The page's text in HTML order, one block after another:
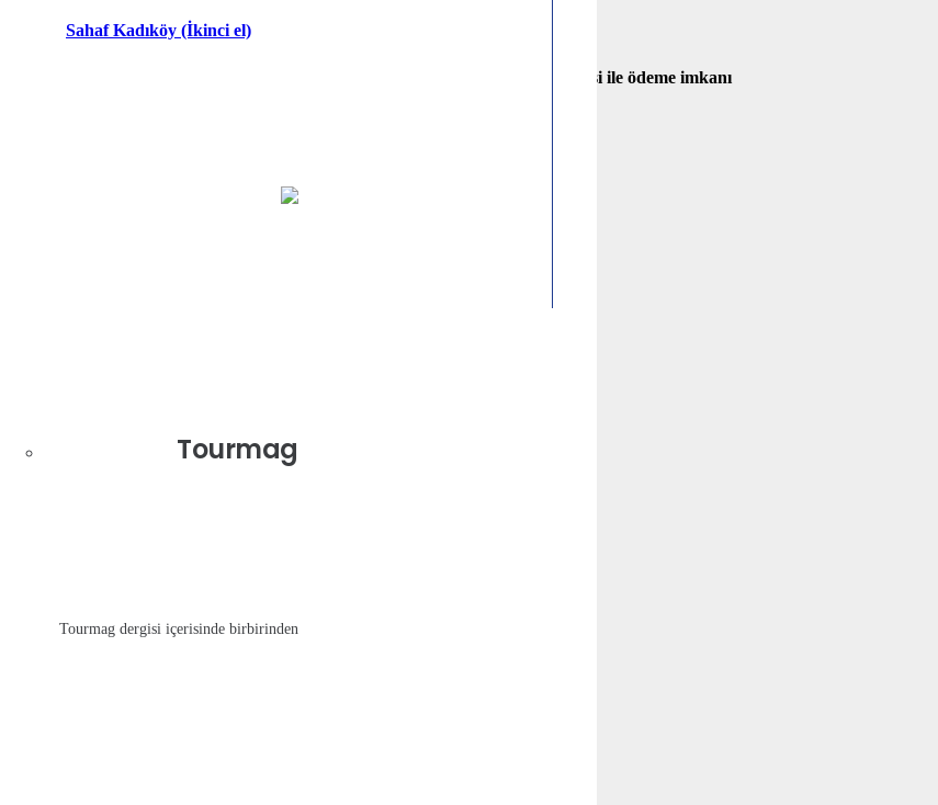
Tourmag
Tourmag dergisi içerisinde birbirinden
Sahaf Kadıköy (İkinci el)
SEPETE EKLE
Dünyanın en güvenli ödeme sistemlerinden İyzico ile ödeme veya banka havalesi ile ödeme imkanı